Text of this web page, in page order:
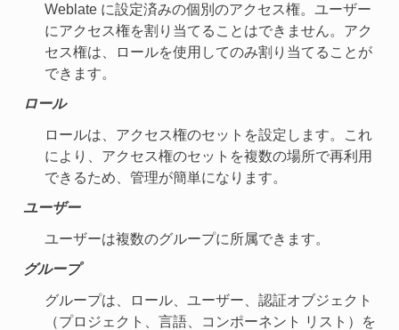
Weblate に設定済みの個別のアクセス権。ユーザー
にアクセス権を割り当てることはできません。アク
セス権は、ロールを使用してのみ割り当てることが
できます。
ロール
ロールは、アクセス権のセットを設定します。これ
により、アクセス権のセットを複数の場所で再利用
できるため、管理が簡単になります。
ユーザー
ユーザーは複数のグループに所属できます。
グループ
グループは、ロール、ユーザー、認証オブジェクト
（プロジェクト、言語、コンポーネント リスト）を